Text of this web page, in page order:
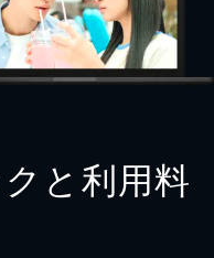
と利用料